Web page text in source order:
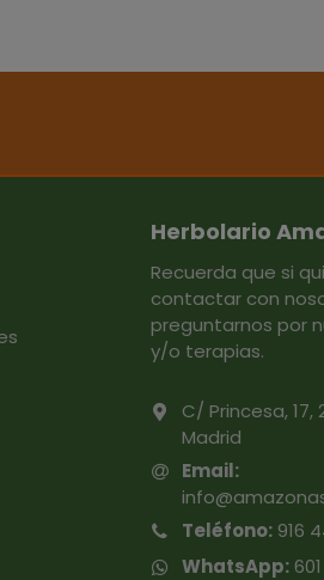
Herbolario
Recuerda que si
contactar con
preguntarnos por
y/o terapias.
C/ Princesa, 17,
Madrid
Email:
Teléfono: 916
WhatsApp: